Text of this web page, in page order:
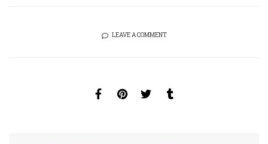
LEAVE A COMMENT